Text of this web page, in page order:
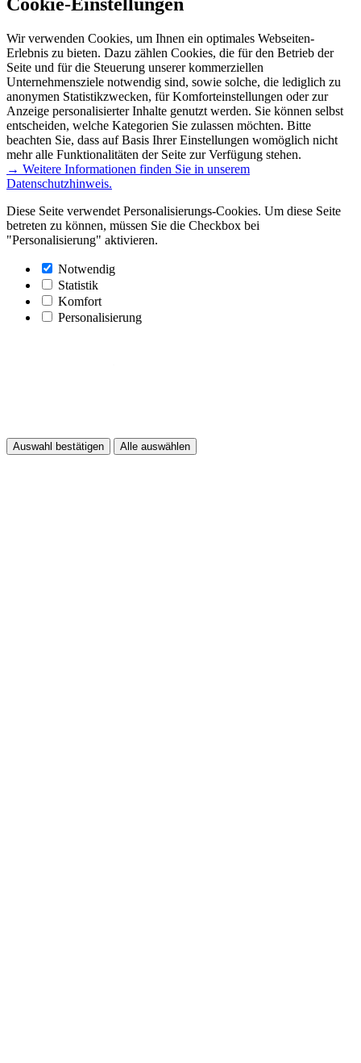
Wir verwenden Cookies, um Ihnen ein optimales Webseiten-
Erlebnis zu bieten. Dazu zählen Cookies, die für den Betrieb der
Seite und für die Steuerung unserer kommerziellen
Unternehmensziele notwendig sind, sowie solche, die lediglich zu
anonymen Statistikzwecken, für Komforteinstellungen oder zur
Anzeige personalisierter Inhalte genutzt werden. Sie können selbst
entscheiden, welche Kategorien Sie zulassen möchten. Bitte
beachten Sie, dass auf Basis Ihrer Einstellungen womöglich nicht
mehr alle Funktionalitäten der Seite zur Verfügung stehen.
→ Weitere Informationen finden Sie in unserem
Datenschutzhinweis.
Diese Seite verwendet Personalisierungs-Cookies. Um diese Seite
betreten zu können, müssen Sie die Checkbox bei
"Personalisierung" aktivieren.
Notwendig
Statistik
Komfort
Personalisierung
Auswahl bestätigen Alle auswählen